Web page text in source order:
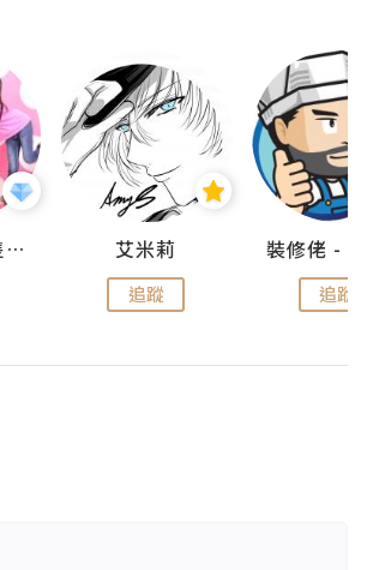
儍媽媽與兩隻小魔怪之家 艾米莉
追蹤 追蹤